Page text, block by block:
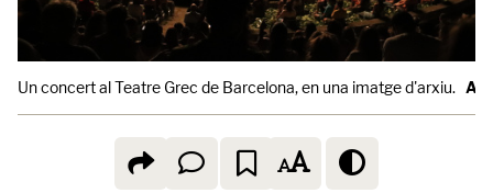
Un concert al Teatre Grec de Barcelona, en una imatge d'arxiu.